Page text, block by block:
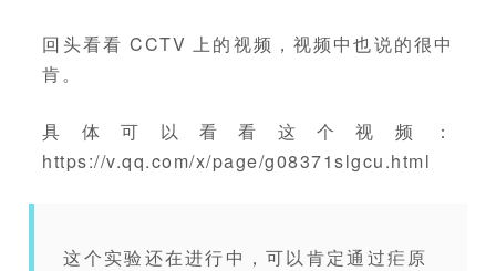
回头看看 CCTV 上的视频，视频中也说的很中
肯。
具体可以看看这个视频：
https://v.qq.com/x/page/g08371slgcu.html
这个实验还在进行中，可以肯定通过疟原